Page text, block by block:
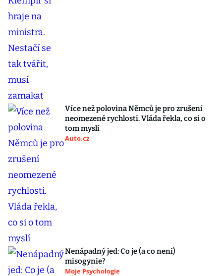
Více než polovina Němců je pro zrušení
neomezené rychlosti. Vláda řekla, co si o
tom myslí
Auto.cz
Nenápadný jed: Co je (a co není)
misogynie?
Moje Psychologie